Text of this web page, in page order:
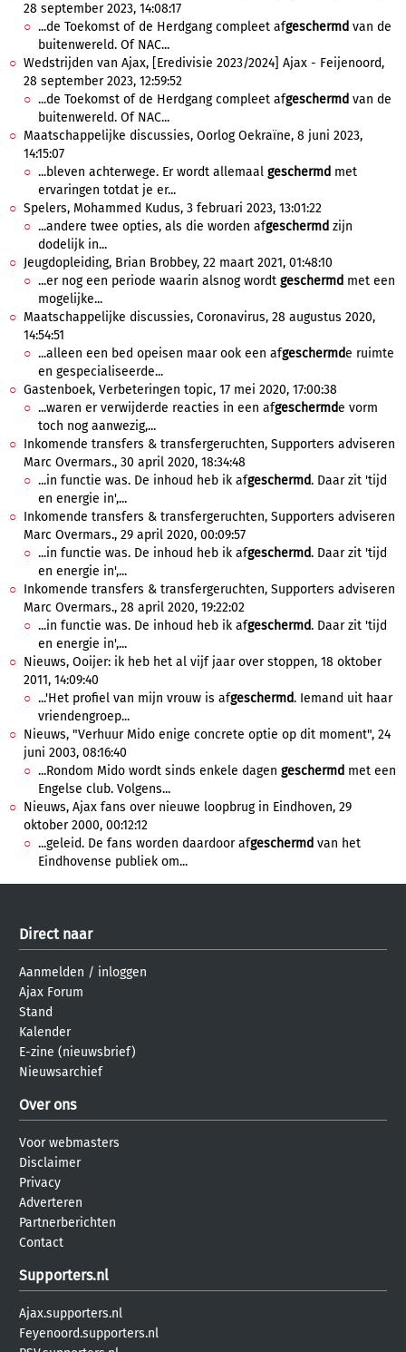
28 september 2023, 14:08:17
...de Toekomst of de Herdgang compleet afgeschermd van de
buitenwereld. Of NAC...
Wedstrijden van Ajax, [Eredivisie 2023/2024] Ajax - Feijenoord,
28 september 2023, 12:59:52
...de Toekomst of de Herdgang compleet afgeschermd van de
buitenwereld. Of NAC...
Maatschappelijke discussies, Oorlog Oekraïne, 8 juni 2023,
14:15:07
...bleven achterwege. Er wordt allemaal geschermd met
ervaringen totdat je er...
Spelers, Mohammed Kudus, 3 februari 2023, 13:01:22
...andere twee opties, als die worden afgeschermd zijn
dodelijk in...
Jeugdopleiding, Brian Brobbey, 22 maart 2021, 01:48:10
...er nog een periode waarin alsnog wordt geschermd met een
mogelijke...
Maatschappelijke discussies, Coronavirus, 28 augustus 2020,
14:54:51
...alleen een bed opeisen maar ook een afgeschermde ruimte
en gespecialiseerde...
Gastenboek, Verbeteringen topic, 17 mei 2020, 17:00:38
...waren er verwijderde reacties in een afgeschermde vorm
toch nog aanwezig,...
Inkomende transfers & transfergeruchten, Supporters adviseren
Marc Overmars., 30 april 2020, 18:34:48
...in functie was. De inhoud heb ik afgeschermd. Daar zit 'tijd
en energie in',...
Inkomende transfers & transfergeruchten, Supporters adviseren
Marc Overmars., 29 april 2020, 00:09:57
...in functie was. De inhoud heb ik afgeschermd. Daar zit 'tijd
en energie in',...
Inkomende transfers & transfergeruchten, Supporters adviseren
Marc Overmars., 28 april 2020, 19:22:02
...in functie was. De inhoud heb ik afgeschermd. Daar zit 'tijd
en energie in',...
Nieuws, Ooijer: ik heb het al vijf jaar over stoppen, 18 oktober
2011, 14:09:40
...'Het profiel van mijn vrouw is afgeschermd. Iemand uit haar
vriendengroep...
Nieuws, "Verhuur Mido enige concrete optie op dit moment", 24
juni 2003, 08:16:40
...Rondom Mido wordt sinds enkele dagen geschermd met een
Engelse club. Volgens...
Nieuws, Ajax fans over nieuwe loopbrug in Eindhoven, 29
oktober 2000, 00:12:12
...geleid. De fans worden daardoor afgeschermd van het
Eindhovense publiek om...
Direct naar
Aanmelden / inloggen
Ajax Forum
Stand
Kalender
E-zine (nieuwsbrief)
Nieuwsarchief
Over ons
Voor webmasters
Disclaimer
Privacy
Adverteren
Partnerberichten
Contact
Supporters.nl
Ajax.supporters.nl
Feyenoord.supporters.nl